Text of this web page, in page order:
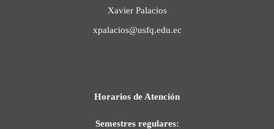
Xavier Palacios
xpalacios@usfq.edu.ec
Horarios de Atención
Semestres regulares: